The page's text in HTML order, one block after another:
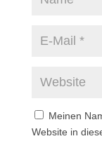
Meinen
Website in